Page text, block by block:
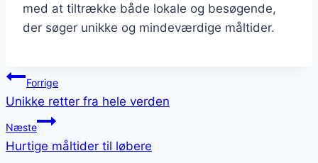
med at tiltrække både lokale og besøgende,
der søger unikke og mindeværdige måltider.
Indlægsnavigation
Forrige
Unikke retter fra hele verden
Næste
Hurtige måltider til løbere